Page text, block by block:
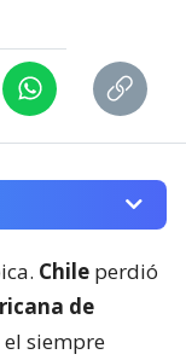
Chile perdió
de
el siempre